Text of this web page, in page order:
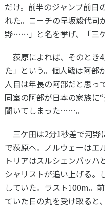
だけ。前半のジャンプ前日
れた。コーチの早坂毅代司
野……」と名を挙げ、「三ケ
荻原によれば、そのとき4
た」という。個人戦は阿部
人目は年長の阿部だと思っ
同室の阿部が日本の家族に
聞いてしまった……。
三ケ田は2分1秒差で河野
で荻原へ。ノルウェーはエ
トリアはスルシェンバッハ
シャリストが追い上げる。
していた。ラスト100m。
ていた日の丸を受け取ると